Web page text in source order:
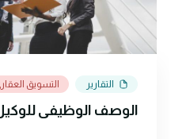
التقارير التسويق
الوصف الوظيفي